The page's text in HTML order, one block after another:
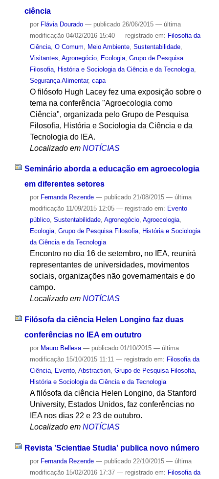
ciência
por Flávia Dourado — publicado26/06/2015 — última
modificação04/02/2016 15:40 — registrado em: Filosofia da
Ciência, O Comum Meio Ambiente, Sustentabilidade,
Visitantes Agronegócio, Ecologia, Grupo de Pesquisa
Filosofia, História e Sociologia da Ciência e da Tecnologia,
Segurança Alimentar, capa
O filósofo Hugh Lacey fez uma exposição sobre o
tema na conferência "Agroecologia como
Ciência", organizada pelo Grupo de Pesquisa
Filosofia, História e Sociologia da Ciência e da
Tecnologia do IEA.
Localizado em NOTÍCIAS
Seminário aborda a educação em agroecologia
em diferentes setores
por Fernanda Rezende — publicado21/08/2015 — última
modificação11/09/2015 12:05 — registrado em: Evento
público, Sustentabilidade, Agronegócio, Agroecologia,
Ecologia, Grupo de Pesquisa Filosofia, História e Sociologia
da Ciência e da Tecnologia
Encontro no dia 16 de setembro, no IEA, reunirá
representantes de universidades, movimentos
sociais, organizações não governamentais e do
campo.
Localizado em NOTÍCIAS
Filósofa da ciência Helen Longino faz duas
conferências no IEA em oututro
por Mauro Bellesa — publicado01/10/2015 — última
modificação15/10/2015 11:11 — registrado em: Filosofia da
Ciência, Evento, Abstraction, Grupo de Pesquisa Filosofia,
História e Sociologia da Ciência e da Tecnologia
A filósofa da ciência Helen Longino, da Stanford
University, Estados Unidos, faz conferências no
IEA nos dias 22 e 23 de outubro.
Localizado em NOTÍCIAS
Revista 'Scientiae Studia' publica novo número
por Fernanda Rezende — publicado22/10/2015 — última
modificação15/02/2016 17:37 — registrado em: Filosofia da